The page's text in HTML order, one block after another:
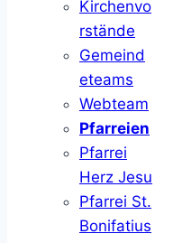
Kirchenvo
rstände
Gemeind
eteams
Webteam
Pfarreien
Pfarrei
Herz Jesu
Pfarrei St.
Bonifatius